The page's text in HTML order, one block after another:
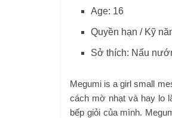
Age: 16
Quyền hạn / Kỹ
Sở thích: Nấu
Megumi is a girl small
cách mờ nhạt và hay lo
bếp giỏi của mình.